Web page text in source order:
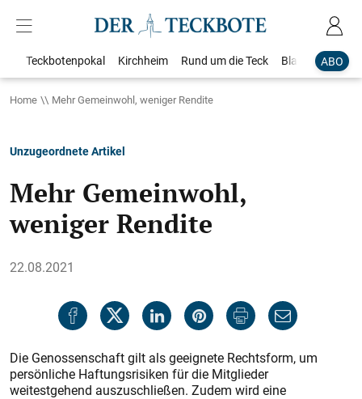
ABO
Teckbotenpokal Kirchheim Rund um die Teck Blaulicht
Home Mehr Gemeinwohl, weniger Rendite
Unzugeordnete Artikel
Mehr Gemeinwohl,
weniger Rendite
22.08.2021
Die Genossenschaft gilt als geeignete Rechtsform, um
persönliche Haftungsrisiken für die Mitglieder
weitestgehend auszuschließen. Zudem wird eine